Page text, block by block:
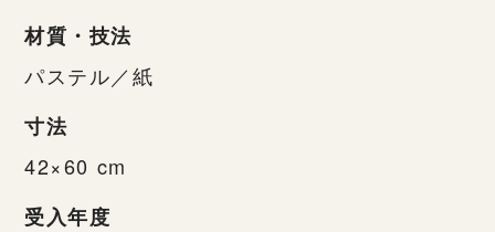
材質・技法
パステル／紙
寸法
42×60 cm
受入年度